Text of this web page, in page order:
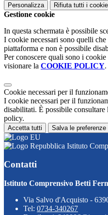
Personalizza Rifiuta tutti i
Gestione cookie
In questa schermata è possibile
I cookie necessari sono quelli
piattaforma e non è possibile
Per conoscere quali sono i
visionare la COOKIE POLICY.
Cookie necessari per il
I cookie necessari per il
disabilitati. È possibile
policy.
Accetta tutti Salva le preferenze
Istituto
Contatti
Istituto Comprensivo Betti
Via Salvo d'Acquisto -
Tel: 0734-340267